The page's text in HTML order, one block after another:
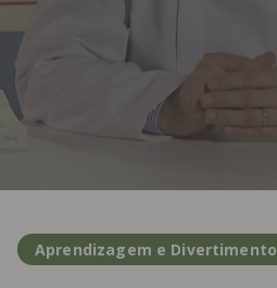
Aprendizagem e Divertimento